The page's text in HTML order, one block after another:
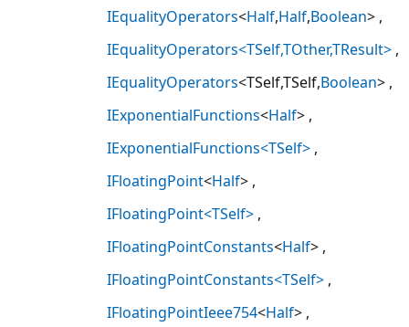
IEqualityOperators<Half,Half,Boolean>
IEqualityOperators<TSelf,TOther,TResult>
IEqualityOperators<TSelf,TSelf,Boolean>
IExponentialFunctions<Half>
IExponentialFunctions<TSelf>
IFloatingPoint<Half>
IFloatingPoint<TSelf>
IFloatingPointConstants<Half>
IFloatingPointConstants<TSelf>
IFloatingPointIeee754<Half>